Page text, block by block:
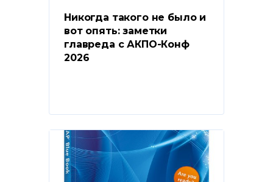
Никогда такого не было и
вот опять: заметки
главреда с АКПО-Конф
2026